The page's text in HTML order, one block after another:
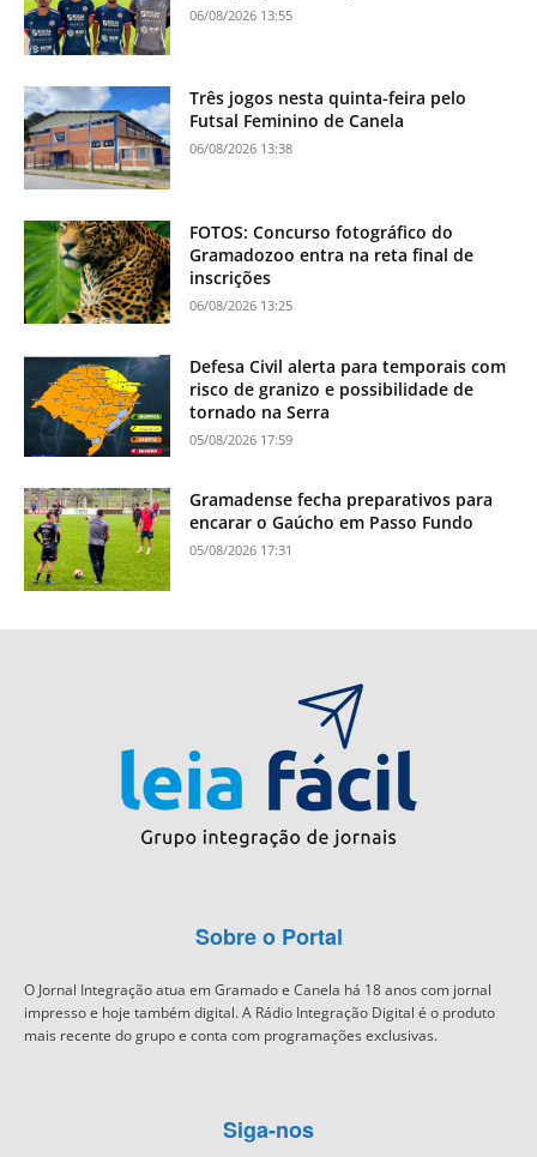
06/08/2026 13:55
Três jogos nesta quinta-feira pelo
Futsal Feminino de Canela
06/08/2026 13:38
FOTOS: Concurso fotográfico do
Gramadozoo entra na reta final de
inscrições
06/08/2026 13:25
Defesa Civil alerta para temporais com
risco de granizo e possibilidade de
tornado na Serra
05/08/2026 17:59
Gramadense fecha preparativos para
encarar o Gaúcho em Passo Fundo
05/08/2026 17:31
Sobre o Portal
O Jornal Integração atua em Gramado e Canela há 18 anos com jornal
impresso e hoje também digital. A Rádio Integração Digital é o produto
mais recente do grupo e conta com programações exclusivas.
Siga-nos